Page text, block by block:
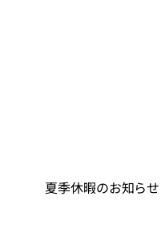
夏季休暇のお知らせ